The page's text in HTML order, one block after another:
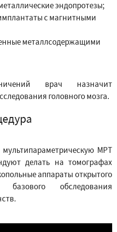
эндопротезы;
с магнитными
металлсодержащими
врач назначит
головного мозга.
МРТ
делать на томографах
аппараты открытого
обследования